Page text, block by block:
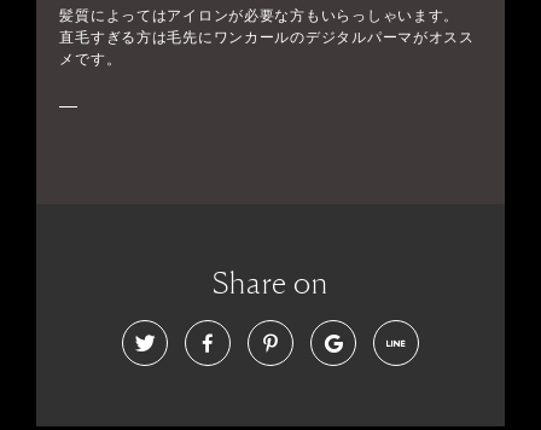
髪質によってはアイロンが必要な方もいらっしゃいます。
直毛すぎる方は毛先にワンカールのデジタルパーマがオスス
メです。
Share on